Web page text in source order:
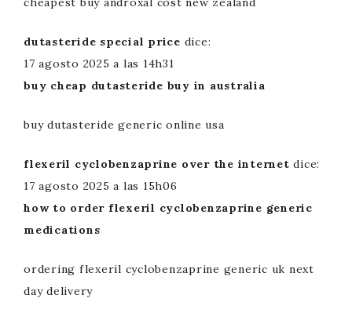
dutasteride special price dice:
17 agosto 2025 a las 14h31
buy cheap dutasteride buy in australia
buy dutasteride generic online usa
flexeril cyclobenzaprine over the internet dice:
17 agosto 2025 a las 15h06
how to order flexeril cyclobenzaprine generic
medications
ordering flexeril cyclobenzaprine generic uk next
day delivery